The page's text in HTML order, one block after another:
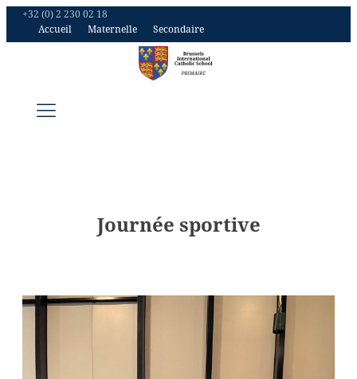
+32 (0) 2 230 02 18
Accueil
Maternelle Secondaire
Journée sportive